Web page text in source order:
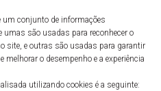
um conjunto de informações
umas são usadas para reconhecer o
site, e outras são usadas para garantir
o desempenho e a experiência
utilizando cookies é a seguinte: